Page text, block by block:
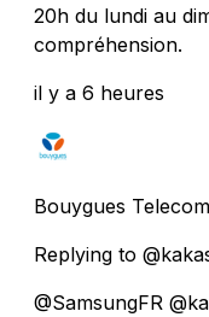
20h du lundi au
compréhension.
il y a 6 heures
Bouygues Telecom
Replying to
@SamsungFR